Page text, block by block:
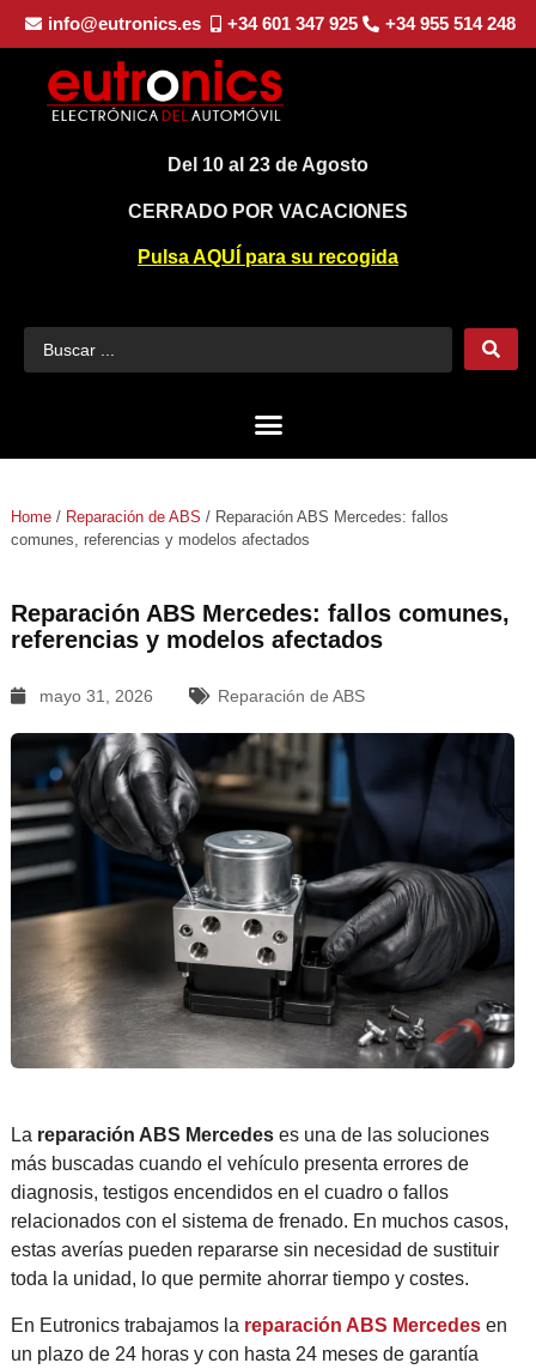
info@eutronics.es +34 601 347 925 +34 955 514 248
Del 10 al 23 de Agosto
CERRADO POR VACACIONES
Pulsa AQUÍ para su recogida
Home/ Reparación de ABS / Reparación ABS Mercedes: fallos
comunes, referencias y modelos afectados
Reparación ABS Mercedes: fallos comunes,
referencias y modelos afectados
mayo 31, 2026 Reparación de ABS
La reparación ABS Mercedeses una de las soluciones
más buscadas cuando el vehículo presenta errores de
diagnosis, testigos encendidos en el cuadro o fallos
relacionados con el sistema de frenado. En muchos casos,
estas averías pueden repararse sin necesidad de sustituir
toda la unidad, lo que permite ahorrar tiempo y costes.
En Eutronics trabajamos la reparación ABS Mercedesen
un plazo de 24 horas y con hasta 24 meses de garantía